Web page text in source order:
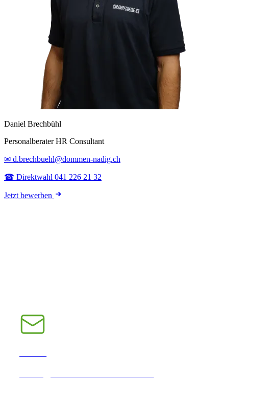
Daniel Brechbühl
Personalberater HR Consultant
✉ d.brechbuehl@dommen-nadig.ch
☎ Direktwahl 041 226 21 32
Jetzt bewerben